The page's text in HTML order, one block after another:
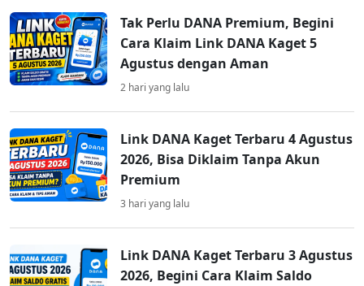
Tak Perlu DANA Premium, Begini
Cara Klaim Link DANA Kaget 5
Agustus dengan Aman
2 hari yang lalu
Link DANA Kaget Terbaru 4 Agustus
2026, Bisa Diklaim Tanpa Akun
Premium
3 hari yang lalu
Link DANA Kaget Terbaru 3 Agustus
2026, Begini Cara Klaim Saldo